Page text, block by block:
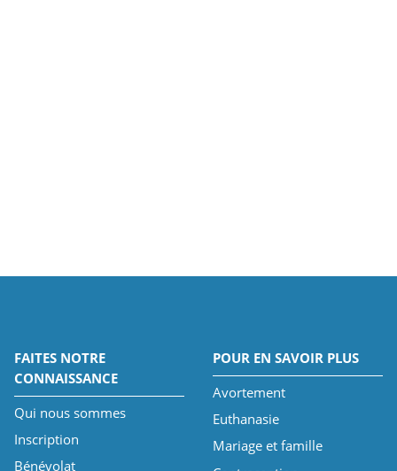
FAITES NOTRE
CONNAISSANCE
Qui nous sommes
Inscription
Bénévolat
POUR EN SAVOIR PLUS
Avortement
Euthanasie
Mariage et famille